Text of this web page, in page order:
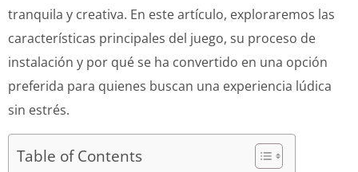
tranquila y creativa. En este artículo, exploraremos las
características principales del juego, su proceso de
instalación y por qué se ha convertido en una opción
preferida para quienes buscan una experiencia lúdica
sin estrés.
Table of Contents